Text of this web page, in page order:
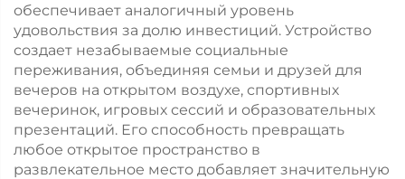
обеспечивает аналогичный уровень
удовольствия за долю инвестиций. Устройство
создает незабываемые социальные
переживания, объединяя семьи и друзей для
вечеров на открытом воздухе, спортивных
вечеринок, игровых сессий и образовательных
презентаций. Его способность превращать
любое открытое пространство в
развлекательное место добавляет значительную